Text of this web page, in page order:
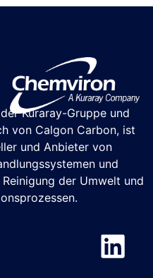
Kuraray-Gruppe und
von Calgon Carbon, ist
und Anbieter von
und
der Umwelt und